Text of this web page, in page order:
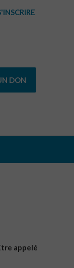
DON
appelé